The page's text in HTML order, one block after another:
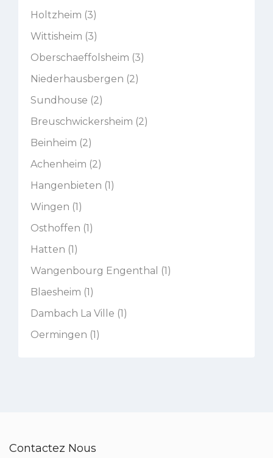
Holtzheim (3)
Wittisheim (3)
Oberschaeffolsheim (3)
Niederhausbergen (2)
Sundhouse (2)
Breuschwickersheim (2)
Beinheim (2)
Achenheim (2)
Hangenbieten (1)
Wingen (1)
Osthoffen (1)
Hatten (1)
Wangenbourg Engenthal (1)
Blaesheim (1)
Dambach La Ville (1)
Oermingen (1)
Contactez Nous